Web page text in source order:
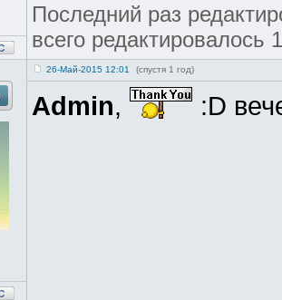
Последний раз
всего редактировалось
26-Май-2015 12:01 (спустя 1 год)
Admin, :D